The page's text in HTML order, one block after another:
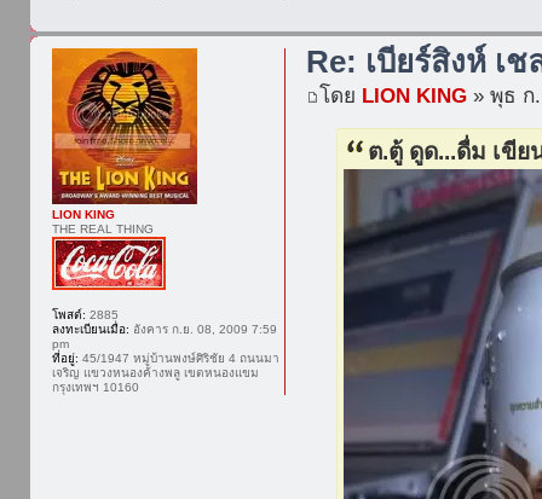
Re: เบียร์สิงห์ เ
โดย LION KING » พุธ ก
ต.ตู้ ดูด...ดื่ม เขีย
LION KING
THE REAL THING
โพสต์: 2885
ลงทะเบียนเมื่อ: อังคาร ก.ย. 08, 2009 7:59
pm
ที่อยู่: 45/1947 หมู่บ้านพงษ์ศิริชัย 4 ถนนมา
เจริญ แขวงหนองค้างพลู เขตหนองแขม
กรุงเทพฯ 10160